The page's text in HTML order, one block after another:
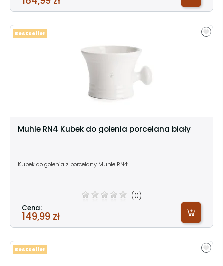
Muhle RN4 Kubek do golenia porcelana biały
Kubek do golenia z porcelany Muhle RN4:
(0)
Cena:
149,99 zł
Bestseller
Bestseller